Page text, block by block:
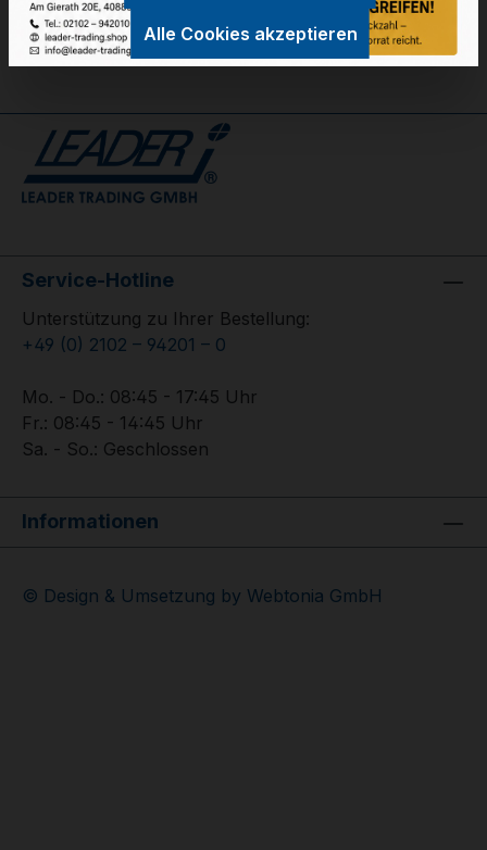
Bewertungen
Service-Hotline
Unterstützung zu Ihrer Bestellung:
+49 (0) 2102 – 94201 – 0
Mo. - Do.: 08:45 - 17:45 Uhr
Fr.: 08:45 - 14:45 Uhr
Sa. - So.: Geschlossen
Informationen
© Design & Umsetzung by Webtonia GmbH
Alle Cookies akzeptieren